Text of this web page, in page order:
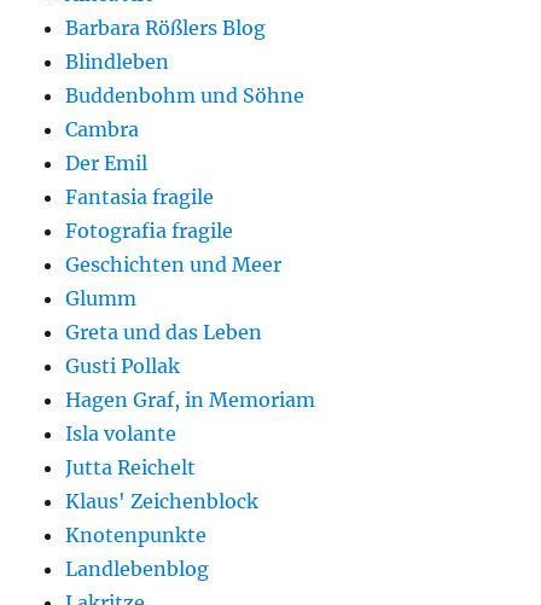
Barbara Rößlers Blog
Blindleben
Buddenbohm und Söhne
Cambra
Der Emil
Fantasia fragile
Fotografia fragile
Geschichten und Meer
Glumm
Greta und das Leben
Gusti Pollak
Hagen Graf, in Memoriam
Isla volante
Jutta Reichelt
Klaus' Zeichenblock
Knotenpunkte
Landlebenblog